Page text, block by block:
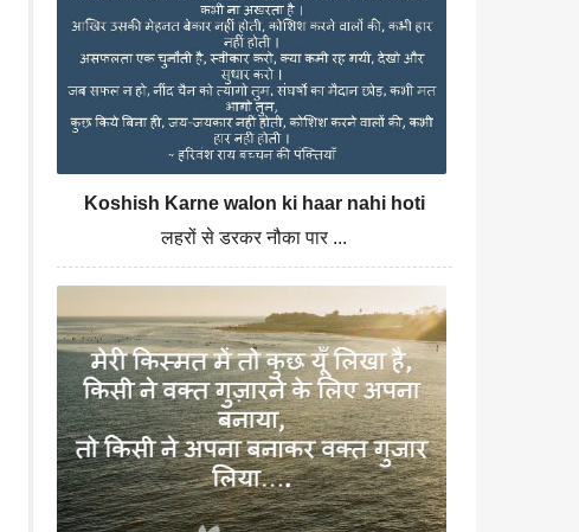
Koshish Karne walon ki haar nahi hoti
लहरों से डरकर नौका पार ...